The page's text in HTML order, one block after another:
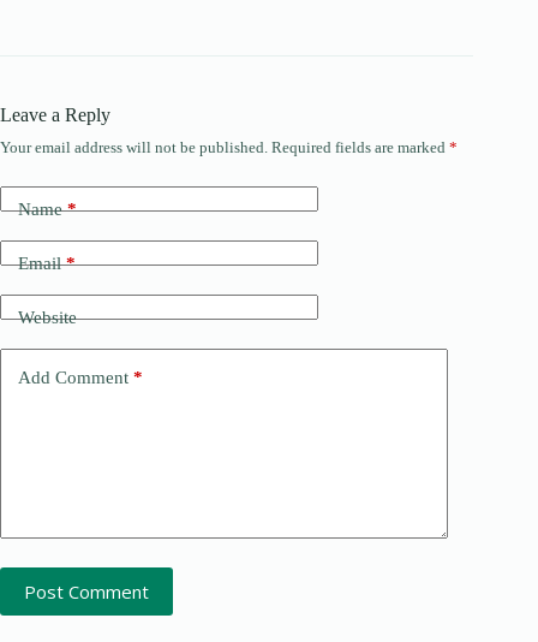
Leave a Reply
Your email address will not be published. Required fields are marked *
Name*
Email*
Website
Add Comment *
Post Comment